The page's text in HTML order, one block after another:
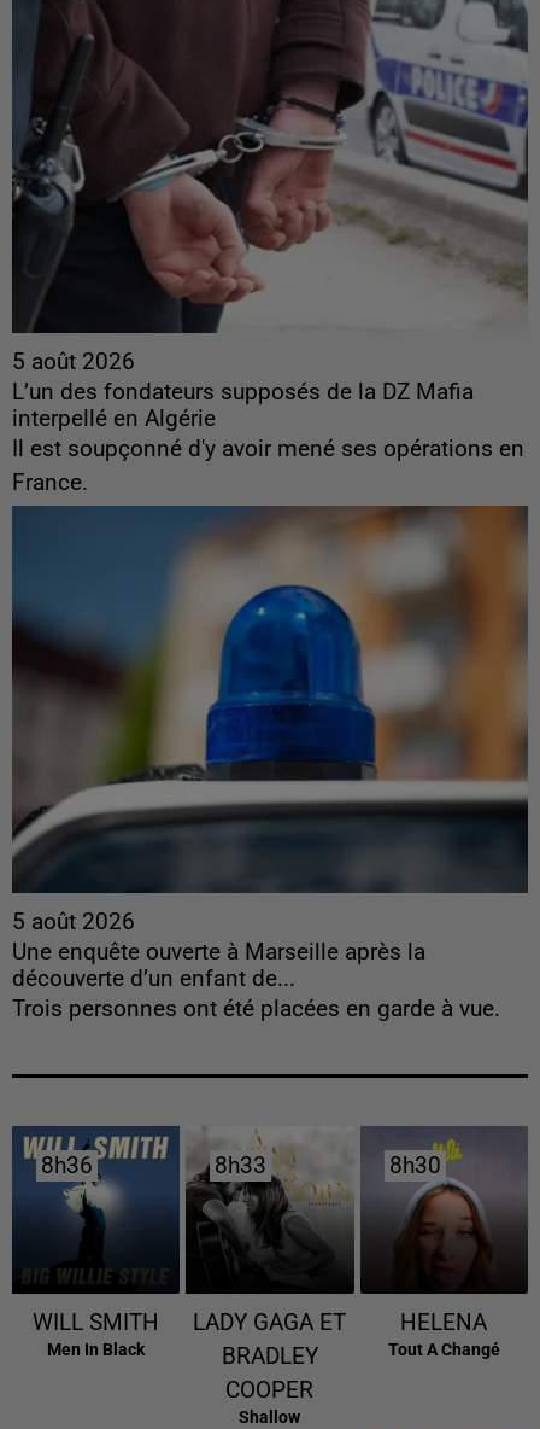
5 août 2026
L’un des fondateurs supposés de la DZ Mafia
interpellé en Algérie
Il est soupçonné d'y avoir mené ses opérations en
France.
5 août 2026
Une enquête ouverte à Marseille après la
découverte d’un enfant de...
Trois personnes ont été placées en garde à vue.
8h36
8h36
WILL SMITH
Men In Black
8h33
8h33
LADY GAGA ET
BRADLEY
COOPER
Shallow
8h30
8h30
HELENA
Tout A Changé